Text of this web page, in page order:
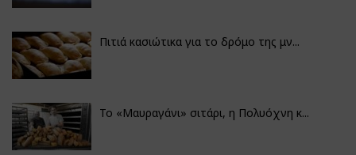
Πιτιά κασιώτικα για το δρόμο της μν...
Το «Μαυραγάνι» σιτάρι, η Πολυόχνη κ...